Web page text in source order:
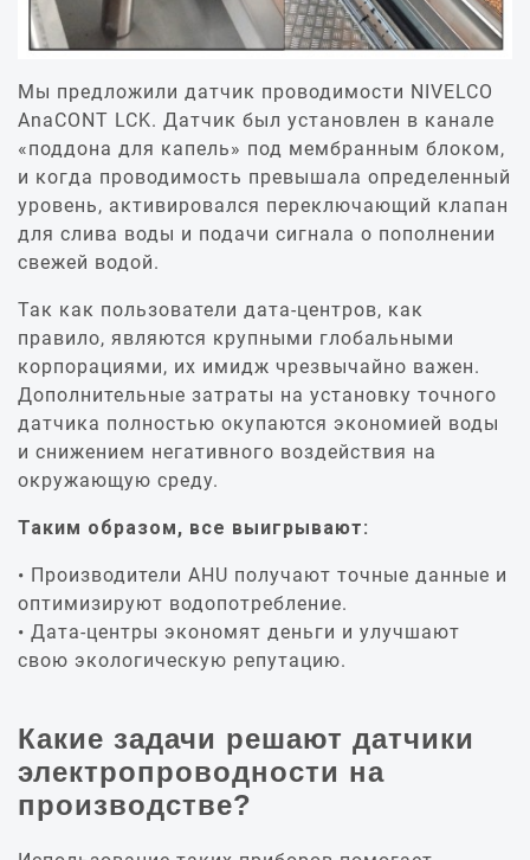
Мы предложили датчик проводимости NIVELCO
AnaCONT LCK. Датчик был установлен в канале
«поддона для капель» под мембранным блоком,
и когда проводимость превышала определенный
уровень, активировался переключающий клапан
для слива воды и подачи сигнала о пополнении
свежей водой.
Так как пользователи дата-центров, как
правило, являются крупными глобальными
корпорациями, их имидж чрезвычайно важен.
Дополнительные затраты на установку точного
датчика полностью окупаются экономией воды
и снижением негативного воздействия на
окружающую среду.
Таким образом, все выигрывают:
Производители AHU получают точные данные и
оптимизируют водопотребление.
Дата-центры экономят деньги и улучшают
свою экологическую репутацию.
Какие задачи решают датчики
электропроводности на
производстве?